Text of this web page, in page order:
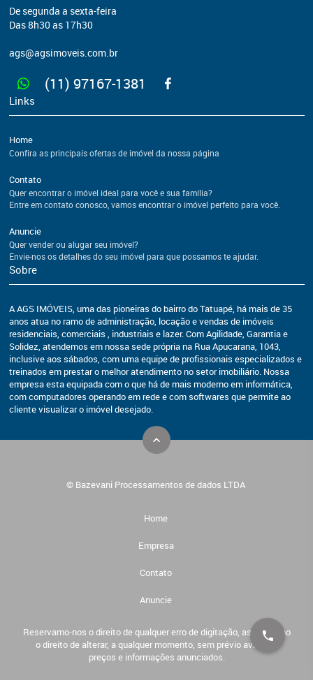
De segunda a sexta-feira
Das 8h30 as 17h30
ags@agsimoveis.com.br
(11) 97167-1381
Links
Home
Confira as principais ofertas de imóvel da nossa página
Contato
Quer encontrar o imóvel ideal para você e sua família?
Entre em contato conosco, vamos encontrar o imóvel perfeito para você.
Anuncie
Quer vender ou alugar seu imóvel?
Envie-nos os detalhes do seu imóvel para que possamos te ajudar.
Sobre
A AGS IMÓVEIS, uma das pioneiras do bairro do Tatuapé, há mais de 35
anos atua no ramo de administração, locação e vendas de imóveis
residenciais, comerciais , industriais e lazer. Com Agilidade, Garantia e
Solidez, atendemos em nossa sede própria na Rua Apucarana, 1043,
inclusive aos sábados, com uma equipe de profissionais especializados e
treinados em prestar o melhor atendimento no setor imobiliário. Nossa
empresa esta equipada com o que há de mais moderno em informática,
com computadores operando em rede e com softwares que permite ao
cliente visualizar o imóvel desejado.
© Bazevani Processamentos de dados LTDA
Home
Empresa
Contato
Anuncie
Reservamo-nos o direito de qualquer erro de digitação, assim como
o direito de alterar, a qualquer momento, sem prévio aviso, os
preços e informações anunciados.